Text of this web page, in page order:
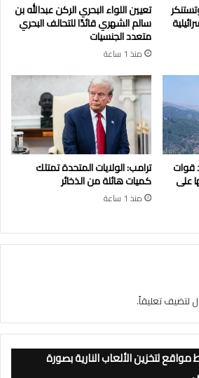
تعيين اللواء البحري الركن عبدالله بن
سالم الشهري قائدًا للتحالف البحري
متعدد الجنسيات
منذ 1 ساعة
قوات
على
ترامب: الولايات المتحدة تمتلك
كميات هائلة من الذخائر
منذ 1 ساعة
لتضيف تعليقاً.
لتخزين الألعاب النارية بصورة